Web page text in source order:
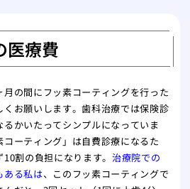
を
歯
た
医療費
の間にフッ素コーティングを行った
お願いします。歯科治療では保険診
かいたってシンプルになっていま
ーティング」は自費診療になるた
割の負担になります。 治療院での
ある私は、このフッ素コーティングで